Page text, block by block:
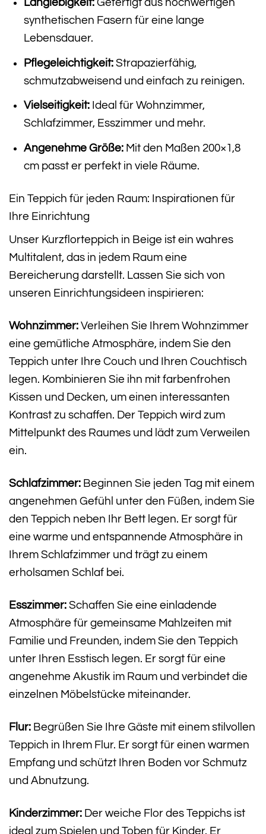
Langlebigkeit:Gefertigt aus hochwertigen
synthetischen Fasern für eine lange
Lebensdauer.
Pflegeleichtigkeit:Strapazierfähig,
schmutzabweisend und einfach zu reinigen.
Vielseitigkeit:Ideal für Wohnzimmer,
Schlafzimmer, Esszimmer und mehr.
Angenehme Größe:Mit den Maßen 200×1,8
cm passt er perfekt in viele Räume.
Ein Teppich für jeden Raum: Inspirationen für
Ihre Einrichtung
Unser Kurzflorteppich in Beige ist ein wahres
Multitalent, das in jedem Raum eine
Bereicherung darstellt. Lassen Sie sich von
unseren Einrichtungsideen inspirieren:
Wohnzimmer: Verleihen Sie Ihrem Wohnzimmer
eine gemütliche Atmosphäre, indem Sie den
Teppich unter Ihre Couch und Ihren Couchtisch
legen. Kombinieren Sie ihn mit farbenfrohen
Kissen und Decken, um einen interessanten
Kontrast zu schaffen. Der Teppich wird zum
Mittelpunkt des Raumes und lädt zum Verweilen
ein.
Schlafzimmer: Beginnen Sie jeden Tag mit einem
angenehmen Gefühl unter den Füßen, indem Sie
den Teppich neben Ihr Bett legen. Er sorgt für
eine warme und entspannende Atmosphäre in
Ihrem Schlafzimmer und trägt zu einem
erholsamen Schlaf bei.
Esszimmer: Schaffen Sie eine einladende
Atmosphäre für gemeinsame Mahlzeiten mit
Familie und Freunden, indem Sie den Teppich
unter Ihren Esstisch legen. Er sorgt für eine
angenehme Akustik im Raum und verbindet die
einzelnen Möbelstücke miteinander.
Flur: Begrüßen Sie Ihre Gäste mit einem stilvollen
Teppich in Ihrem Flur. Er sorgt für einen warmen
Empfang und schützt Ihren Boden vor Schmutz
und Abnutzung.
Kinderzimmer: Der weiche Flor des Teppichs ist
ideal zum Spielen und Toben für Kinder. Er